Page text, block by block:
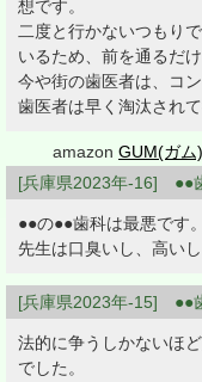
想です。
二度と行かないつもり
いるため、前を通るだ
今や街の歯医者は、コ
歯医者は早く淘汰されて
amazonGUM(ガム
[兵庫県2023年-16] ●●
●●の●●歯科は最悪です
先生は口臭いし、高い
[兵庫県2023年-15] ●●
法的に争うしかないほ
でした。